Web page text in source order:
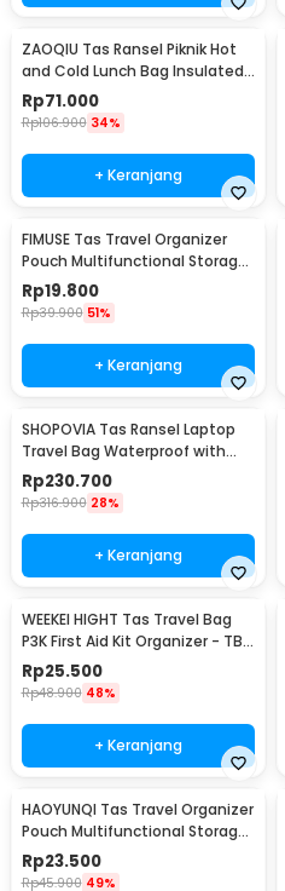
ZAOQIU Tas Ransel Piknik Hot
and Cold Lunch Bag Insulated
Backpack - YY29
Rp71.000
Rp106.900 34%
+ Keranjang
FIMUSE Tas Travel Organizer
Pouch Multifunctional Storage
Bag - F15
Rp19.800
Rp39.900 51%
+ Keranjang
SHOPOVIA Tas Ransel Laptop
Travel Bag Waterproof with
USB Port 35L - KC14
Rp230.700
Rp316.900 28%
+ Keranjang
WEEKEI HIGHT Tas Travel Bag
P3K First Aid Kit Organizer - TB-
0621
Rp25.500
Rp48.900 48%
+ Keranjang
HAOYUNQI Tas Travel Organizer
Pouch Multifunctional Storage
Bag - XD130
Rp23.500
Rp45.900 49%